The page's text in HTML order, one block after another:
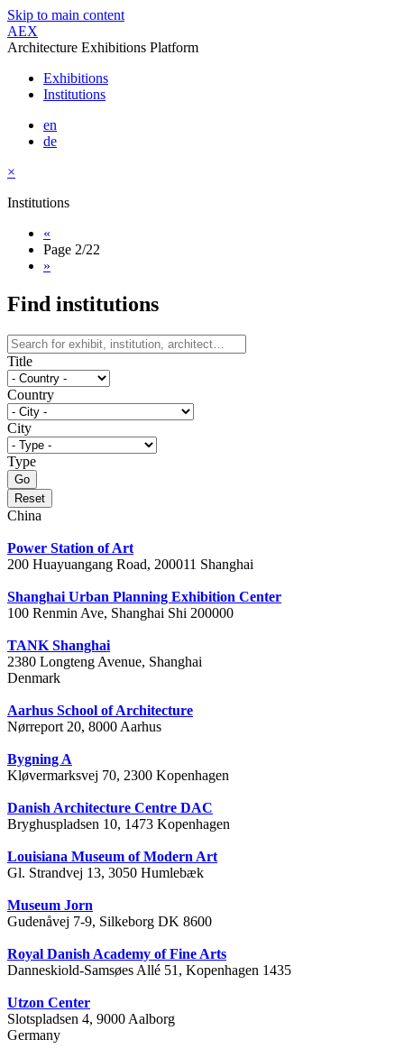
Skip to main content
AEX
Architecture Exhibitions Platform
Exhibitions
Institutions
en
de
×
Institutions
«
Page 2/22
»
Find institutions
Title
Country
City
Type
China
Power Station of Art
200 Huayuangang Road, 200011 Shanghai
Shanghai Urban Planning Exhibition Center
100 Renmin Ave, Shanghai Shi 200000
TANK Shanghai
2380 Longteng Avenue, Shanghai
Denmark
Aarhus School of Architecture
Nørreport 20, 8000 Aarhus
Bygning A
Kløvermarksvej 70, 2300 Kopenhagen
Danish Architecture Centre DAC
Bryghuspladsen 10, 1473 Kopenhagen
Louisiana Museum of Modern Art
Gl. Strandvej 13, 3050 Humlebæk
Museum Jorn
Gudenåvej 7-9, Silkeborg DK 8600
Royal Danish Academy of Fine Arts
Danneskiold-Samsøes Allé 51, Kopenhagen 1435
Utzon Center
Slotspladsen 4, 9000 Aalborg
Germany